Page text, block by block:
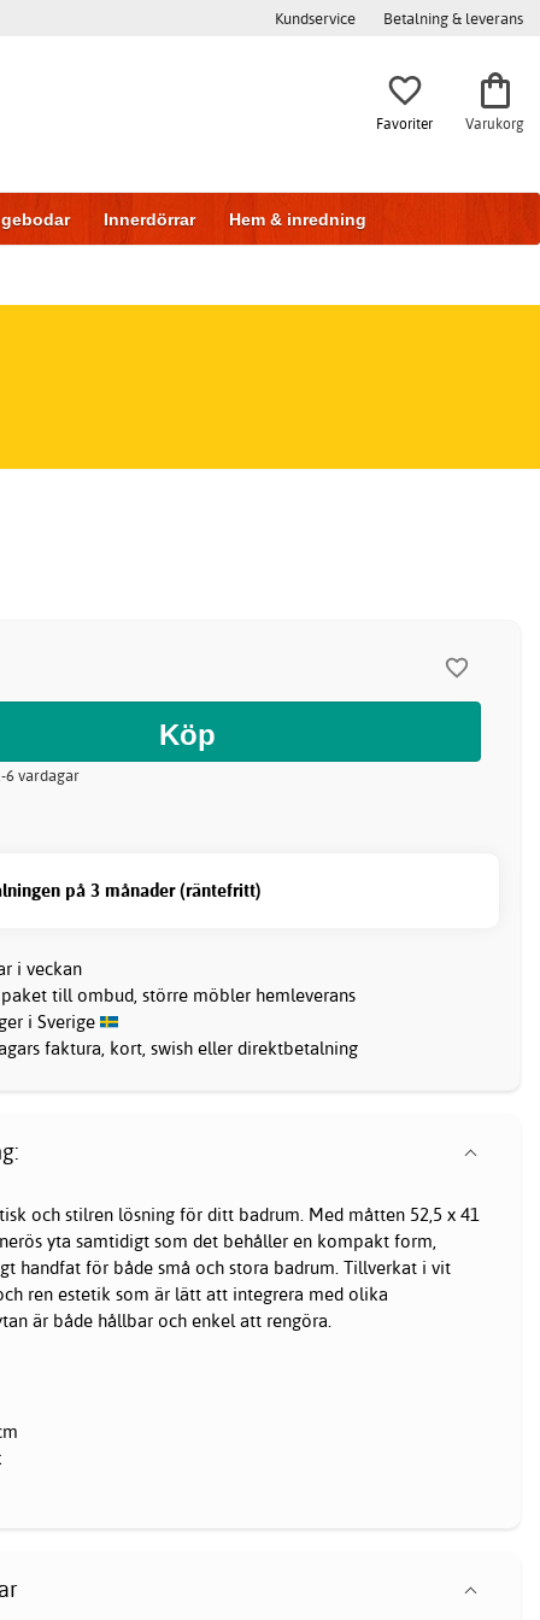
Kundservice Betalning & leverans
Favoriter Varukorg
Innerdörrar Hem & inredning
6 vardagar
på 3 månader (räntefritt)
i veckan
till ombud, större möbler hemleverans
i Sverige
faktura, kort, swish eller direktbetalning
och stilren lösning för ditt badrum. Med måtten 52,5 x 41
yta samtidigt som det behåller en kompakt form,
handfat för både små och stora badrum. Tillverkat i vit
ren estetik som är lätt att integrera med olika
är både hållbar och enkel att rengöra.